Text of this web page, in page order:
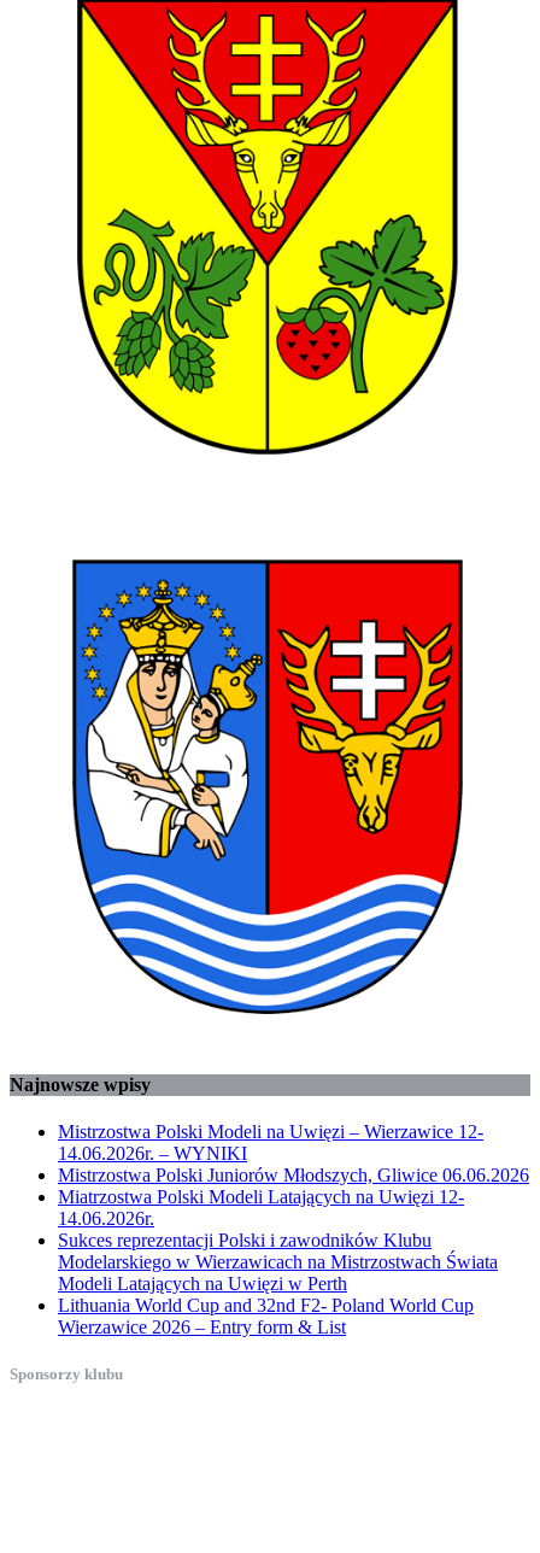
Najnowsze wpisy
Mistrzostwa Polski Modeli na Uwięzi – Wierzawice 12-
14.06.2026r. – WYNIKI
Mistrzostwa Polski Juniorów Młodszych, Gliwice 06.06.2026
Miatrzostwa Polski Modeli Latających na Uwięzi 12-
14.06.2026r.
Sukces reprezentacji Polski i zawodników Klubu
Modelarskiego w Wierzawicach na Mistrzostwach Świata
Modeli Latających na Uwięzi w Perth
Lithuania World Cup and 32nd F2- Poland World Cup
Wierzawice 2026 – Entry form & List
Sponsorzy klubu